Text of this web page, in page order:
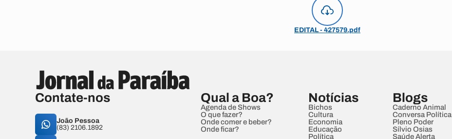
EDITAL - 427579.pdf
Contate-nos
João Pessoa
(83) 2106.1892
Qual a Boa?
Agenda de Shows
O que fazer?
Onde comer e beber?
Onde ficar?
Notícias
Bichos
Cultura
Economia
Educação
Política
Blogs
Caderno Animal
Conversa Política
Pleno Poder
Sílvio Osias
Saúde Alerta